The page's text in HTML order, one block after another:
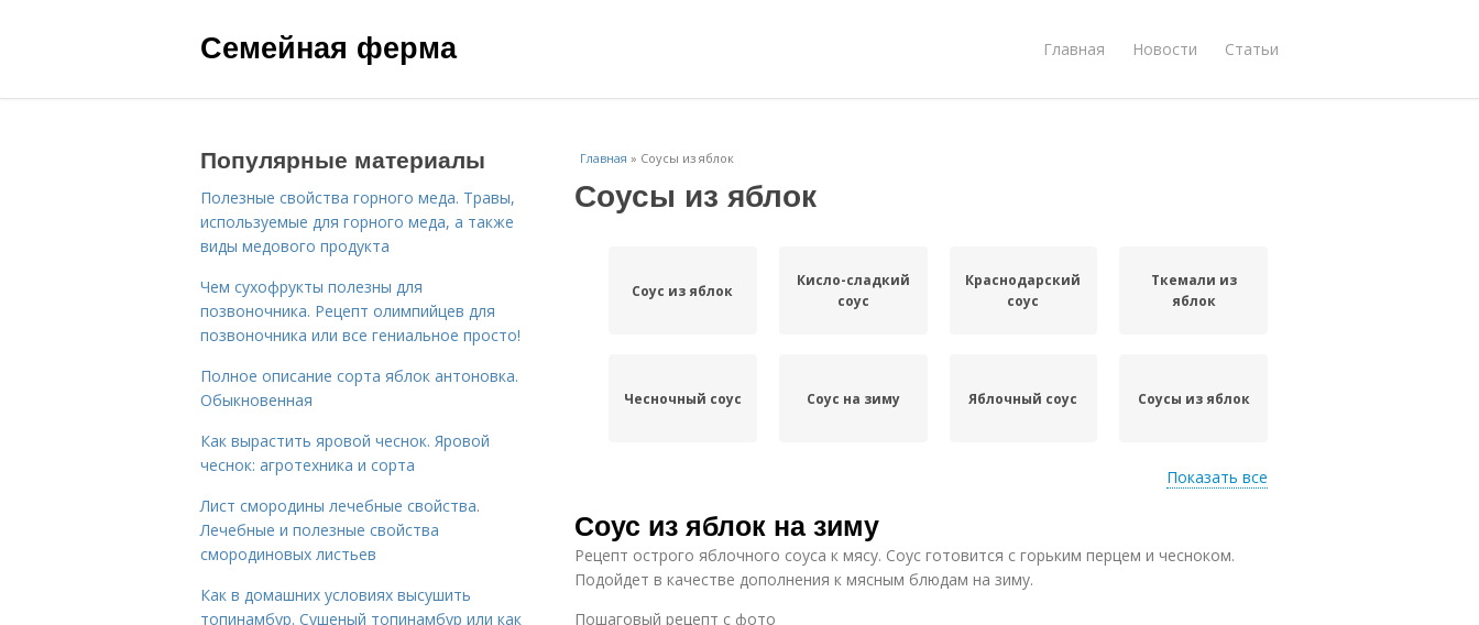
Семейная ферма Главная Новости Статьи
Главная » Соусы из яблок
Соусы из яблок
Соус из яблок
Кисло-сладкий
соус
Краснодарский
соус
Ткемали из
яблок
Чесночный соус Соус на зиму Яблочный соус Cоусы из яблок
Соусы из сливы
Показать все
Соус из яблок на зиму
Рецепт острого яблочного соуса к мясу. Соус готовится с горьким перцем и чесноком.
Подойдет в качестве дополнения к мясным блюдам на зиму.
Пошаговый рецепт с фото
Популярные материалы
Полезные свойства горного меда. Травы,
используемые для горного меда, а также
виды медового продукта
Чем сухофрукты полезны для
позвоночника. Рецепт олимпийцев для
позвоночника или все гениальное просто!
Полное описание сорта яблок антоновка.
Обыкновенная
Как вырастить яровой чеснок. Яровой
чеснок: агротехника и сорта
Лист смородины лечебные свойства.
Лечебные и полезные свойства
смородиновых листьев
Как в домашних условиях высушить
топинамбур. Сушеный топинамбур или как